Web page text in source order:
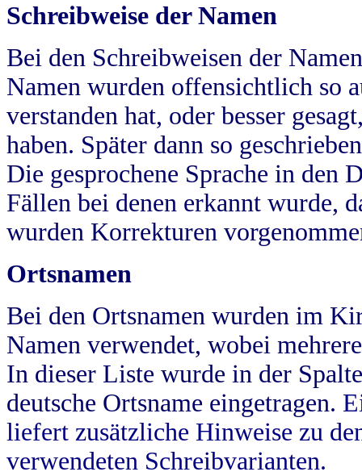
Schreibweise der Namen
Bei den Schreibweisen der
Namen wurden offensichtlich so
verstanden hat, oder besser
haben. Später dann so
Die gesprochene Sprache in
Fällen bei denen erkannt wurde,
wurden Korrekturen
Ortsnamen
Bei den Ortsnamen wurden im
Namen verwendet, wobei
In dieser Liste wurde in der
deutsche Ortsname eingetragen.
liefert zusätzliche Hinweise zu
verwendeten Schreibvarianten.